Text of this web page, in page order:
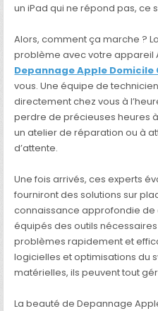
un iPad qui ne répond pas, ce
Alors, comment ça marche ?
problème avec votre appareil
Depannage Apple Domicile
vous. Une équipe de
directement chez vous à
perdre de précieuses heures
un atelier de réparation ou à
d’attente.
Une fois arrivés, ces experts
fourniront des solutions sur
connaissance approfondie de
équipés des outils
problèmes rapidement et
logicielles et optimisations du
matérielles, ils peuvent tout
La beauté de Depannage